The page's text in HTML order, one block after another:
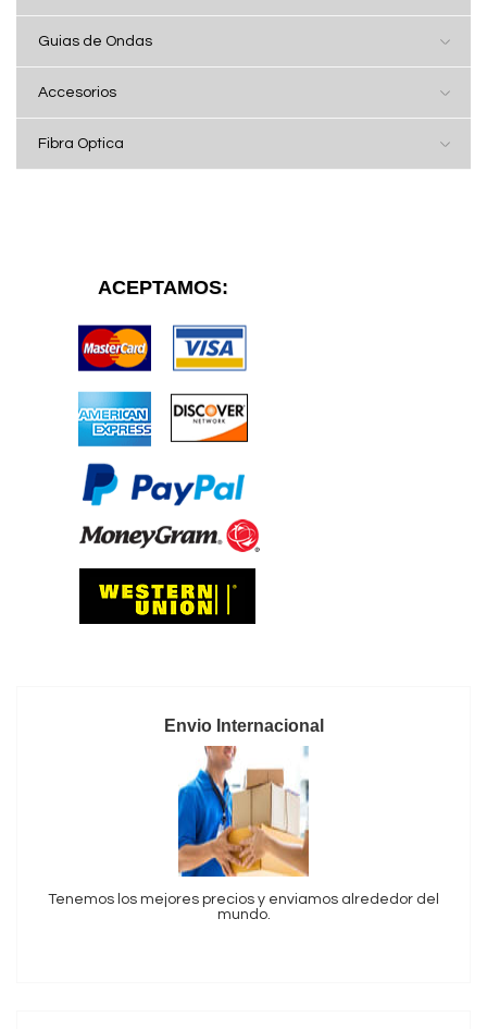
Guias de Ondas
Accesorios
Fibra Optica
ACEPTAMOS:
Envio Internacional
Tenemos los mejores precios y enviamos alrededor del
mundo.